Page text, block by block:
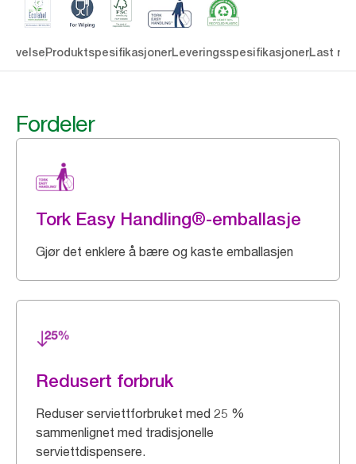
ProduktspesifikasjonerLeveringsspesifikasjonerLast
Fordeler
Tork Easy Handling®-emballasje
Gjør det enklere å bære og kaste emballasjen
Redusert forbruk
Reduser serviettforbruket med 25 %
sammenlignet med tradisjonelle
serviettdispensere.